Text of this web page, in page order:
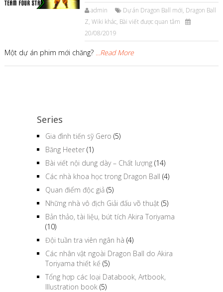
admin Dự án Dragon Ball mới, Dragon Ball
Z,Wiki khác, Bài viết được quan tâm
20/08/2019
Một dự án phim mới chăng? ...Read More
Series
Gia đình tiến sỹ Gero (5)
Băng Heeter (1)
Bài viết nội dung dày – Chất lượng (14)
Các nhà khoa học trong Dragon Ball (4)
Quan điểm độc giả (5)
Những nhà vô địch Giải đấu võ thuật (5)
Bản thảo, tài liệu, bút tích Akira Toriyama
(10)
Đội tuần tra viên ngân hà (4)
Các nhân vật ngoài Dragon Ball do Akira
Toriyama thiết kế (5)
Tổng hợp các loại Databook, Artbook,
Illustration book (5)